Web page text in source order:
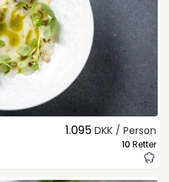
1.095 DKK / Person
10 Retter